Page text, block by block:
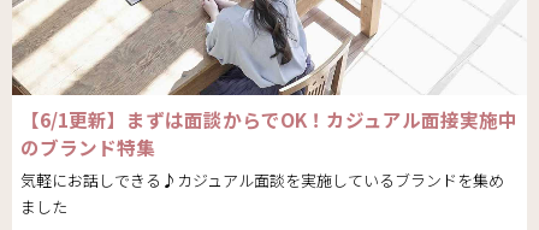
【6/1更新】まずは面談からでOK！カジュアル面接実施中
のブランド特集
気軽にお話しできる♪カジュアル面談を実施しているブランドを集め
ました